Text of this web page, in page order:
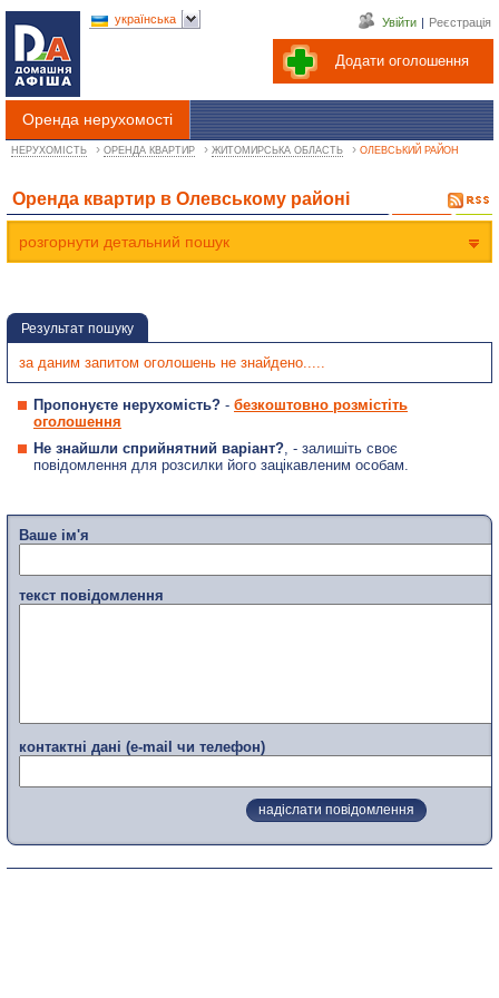
Додати оголошення
Увійти | Реєстрація
Оренда нерухомості
українська
НЕРУХОМІСТЬ › ОРЕНДА КВАРТИР › ЖИТОМИРСЬКА ОБЛАСТЬ › ОЛЕВСЬКИЙ РАЙОН
Оренда квартир в Олевському районі
розгорнути детальний пошук
Результат пошуку
за даним запитом оголошень не знайдено.....
Пропонуєте нерухомість? - безкоштовно розмістіть
оголошення
Не знайшли сприйнятний варіант?, - залишіть своє
повідомлення для розсилки його зацікавленим особам.
Ваше ім'я
текст повідомлення
контактні дані (e-mail чи телефон)